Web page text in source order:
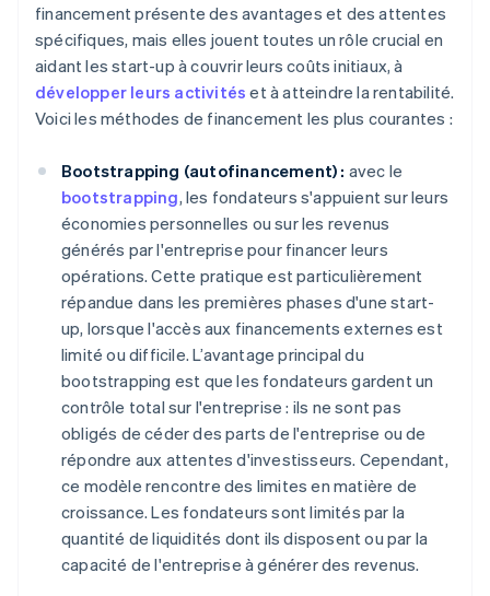
financement présente des avantages et des attentes
spécifiques, mais elles jouent toutes un rôle crucial en
aidant les start-up à couvrir leurs coûts initiaux, à
développer leurs activités et à atteindre la rentabilité.
Voici les méthodes de financement les plus courantes :
Bootstrapping (autofinancement) : avec le
bootstrapping, les fondateurs s'appuient sur leurs
économies personnelles ou sur les revenus
générés par l'entreprise pour financer leurs
opérations. Cette pratique est particulièrement
répandue dans les premières phases d'une start-
up, lorsque l'accès aux financements externes est
limité ou difficile. L’avantage principal du
bootstrapping est que les fondateurs gardent un
contrôle total sur l'entreprise : ils ne sont pas
obligés de céder des parts de l'entreprise ou de
répondre aux attentes d'investisseurs. Cependant,
ce modèle rencontre des limites en matière de
croissance. Les fondateurs sont limités par la
quantité de liquidités dont ils disposent ou par la
capacité de l'entreprise à générer des revenus.